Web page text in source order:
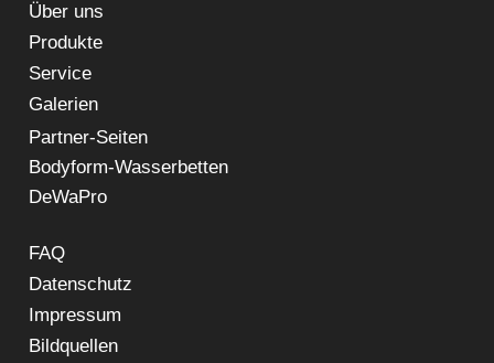
Über uns
Produkte
Service
Galerien
Partner-Seiten
Bodyform-Wasserbetten
DeWaPro
FAQ
Datenschutz
Impressum
Bildquellen